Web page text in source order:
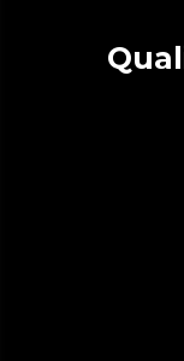
Qualité et durabilité